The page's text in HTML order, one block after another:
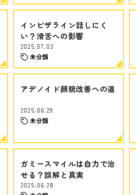
インビザライン話しにく
い？滑舌への影響
2025.07.03
未分類
アデノイド顔貌改善への道
2025.06.29
未分類
ガミースマイルは自力で治
せる？誤解と真実
2025.06.28